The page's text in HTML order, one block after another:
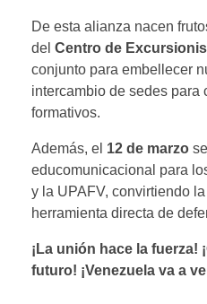
De esta alianza nacen
del Centro de
conjunto para embellecer
intercambio de sedes para
formativos.
Además, el 12 de marzo
educomunicacional para
y la UPAFV, convirtiendo
herramienta directa de
¡La unión hace la fuerza!
futuro! ¡Venezuela va a